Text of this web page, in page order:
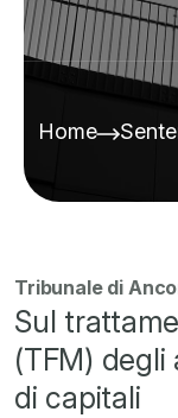
Home
Tribunale di
Sul
(TFM) degli
di capitali